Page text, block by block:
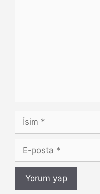
İsim
posta